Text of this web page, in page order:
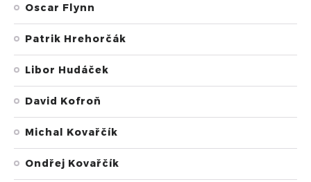
Oscar Flynn
Patrik Hrehorčák
Libor Hudáček
David Kofroň
Michal Kovařčík
Ondřej Kovařčík